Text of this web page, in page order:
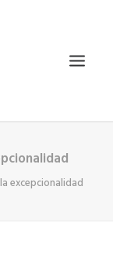
excepcionalidad